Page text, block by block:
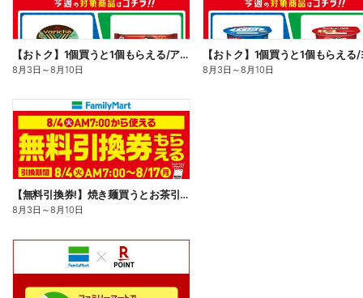
【おトク】1個買うと1個もらえる/アイス
8月3日 ～8月10日 8月3日 ～8月10日
【無料引換券!】焼き麺買うとお茶引換券貰える!
8月3日 ～8月10日